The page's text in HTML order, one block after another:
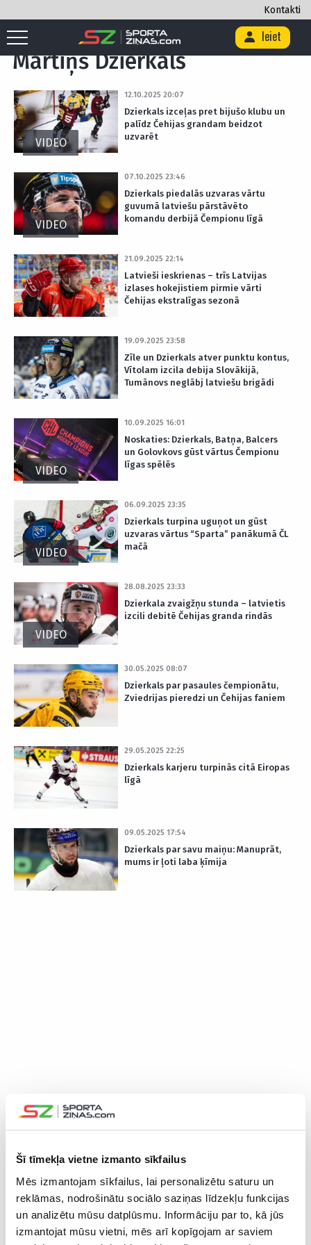
Šī tīmekļa vietne izmanto sīkfailus
Mēs izmantojam sīkfailus, lai personalizētu saturu un
reklāmas, nodrošinātu sociālo saziņas līdzekļu funkcijas
un analizētu mūsu datplūsmu. Informāciju par to, kā jūs
izmantojat mūsu vietni, mēs arī kopīgojam ar saviem
Kontakti
Ieiet
Sākums Mārtiņš Dzierkals / Lapa 3
Mārtiņš Dzierkals
VIDEO
12.10.2025 20:07
Dzierkals izceļas pret bijušo klubu un
palīdz Čehijas grandam beidzot
uzvarēt
VIDEO
07.10.2025 23:46
Dzierkals piedalās uzvaras vārtu
guvumā latviešu pārstāvēto
komandu derbijā Čempionu līgā
21.09.2025 22:14
Latvieši ieskrienas – trīs Latvijas
izlases hokejistiem pirmie vārti
Čehijas ekstralīgas sezonā
19.09.2025 23:58
Zīle un Dzierkals atver punktu kontus,
Vītolam izcila debija Slovākijā,
Tumānovs neglābj latviešu brigādi
VIDEO
10.09.2025 16:01
Noskaties: Dzierkals, Batņa, Balcers
un Golovkovs gūst vārtus Čempionu
līgas spēlēs
VIDEO
06.09.2025 23:35
Dzierkals turpina uguņot un gūst
uzvaras vārtus “Sparta” panākumā ČL
mačā
VIDEO
28.08.2025 23:33
Dzierkala zvaigžņu stunda – latvietis
izcili debitē Čehijas granda rindās
30.05.2025 08:07
Dzierkals par pasaules čempionātu,
Zviedrijas pieredzi un Čehijas faniem
29.05.2025 22:25
Dzierkals karjeru turpinās citā Eiropas
līgā
09.05.2025 17:54
Dzierkals par savu maiņu: Manuprāt,
mums ir ļoti laba ķīmija
29.04.2025 10:38
Dzierkals par jauno līgumu: